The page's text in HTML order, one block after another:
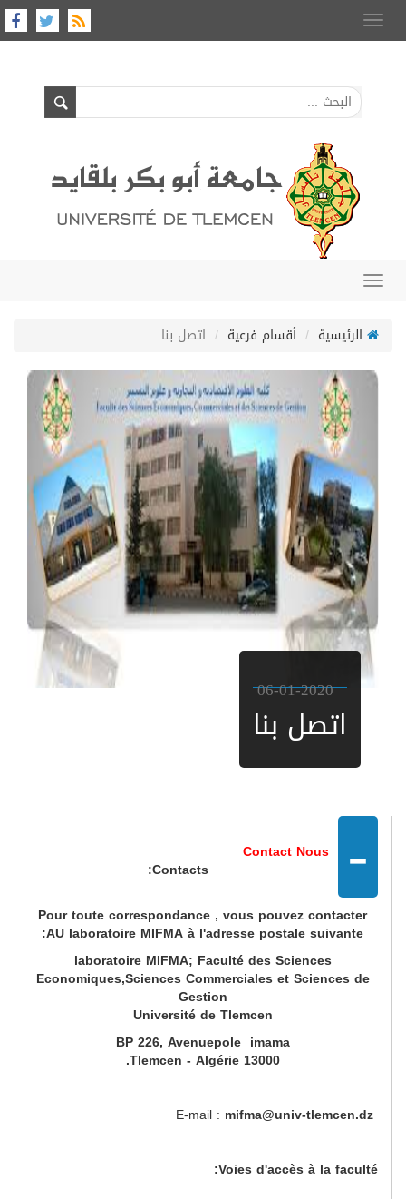
Toggle
navigation
Toggle
الرئيسية
أقسام فرعية اتصل بنا
06-01-2020
اتصل بنا
-
Contact Nous
Contacts:
Pour toute correspondance , vous pouvez contacter
AU laboratoire MIFMA à l'adresse postale suivante:
laboratoire MIFMA; Faculté des Sciences
Economiques,Sciences Commerciales et Sciences de
Gestion
Université de Tlemcen
BP 226, Avenuepole imama
13000 Tlemcen - Algérie.
mifma@univ-tlemcen.dz
Voies d'accès à la faculté: